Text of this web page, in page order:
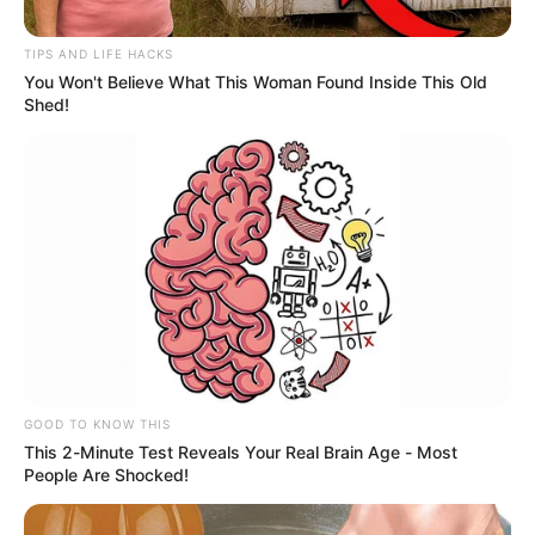
Foto//Cortesía PONAL
Balance fin de año
Orlando Ramos Esalas
Enero 1, 2023
TIPS AND LIFE HACKS
You Won't Believe What This Woman Found Inside This Old
Shed!
GOOD TO KNOW THIS
This 2-Minute Test Reveals Your Real Brain Age - Most
People Are Shocked!